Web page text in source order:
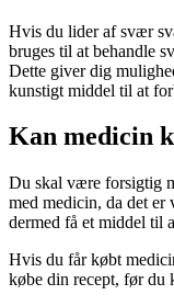
Hvis du lider af svær
bruges til at behandle
Dette giver dig
kunstigt middel til at
Kan medicin
Du skal være forsigtig
med medicin, da det
dermed få et middel til
Hvis du får købt
købe din recept, før du